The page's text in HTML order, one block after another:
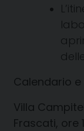
Calendario
Villa
Frascati, ore